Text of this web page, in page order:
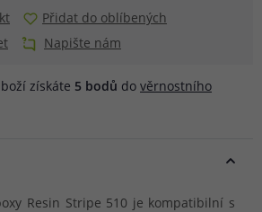
Přidat do oblíbených
Napište nám
získáte 5 bodů do věrnostního
Resin Stripe 510 je kompatibilní s